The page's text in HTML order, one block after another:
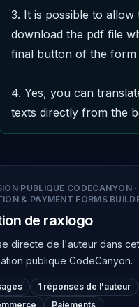
3. It is possible to allow
download the pdf file
final button of the form
4. Yes, you can
texts directly from the
PUBLIQUE CODECANYON ·
& PAYMENT FORMS
de raxlogo
directe de l'auteur dans
publique CodeCanyon.
1 réponses de l'auteur
Paiements